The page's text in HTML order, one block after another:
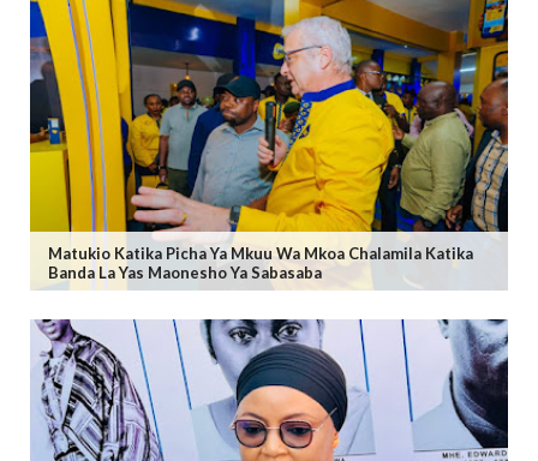
Matukio Katika Picha Ya Mkuu Wa Mkoa Chalamila Katika
Banda La Yas Maonesho Ya Sabasaba